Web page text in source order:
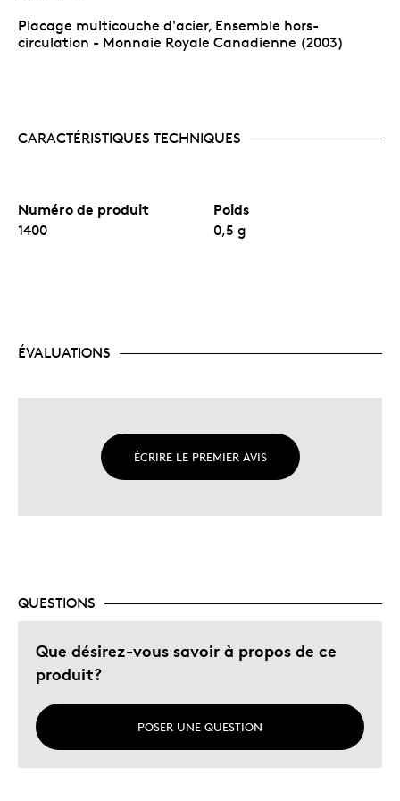
Placage multicouche d'acier, Ensemble hors-
circulation - Monnaie Royale Canadienne (2003)
CARACTÉRISTIQUES TECHNIQUES
Numéro de produit
1400
Poids
0,5 g
ÉVALUATIONS
ÉCRIRE LE PREMIER AVIS
QUESTIONS
Que désirez-vous savoir à propos de ce
produit?
POSER UNE QUESTION